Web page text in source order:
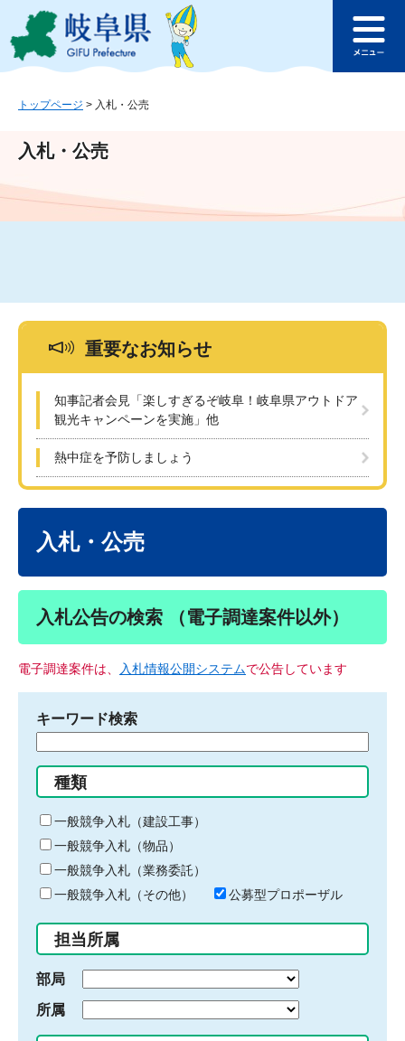
ジ
ュ
文
このページの本文へ
ュ
トップページ > 入札・公売
入札・公売
重要なお知らせ
知事記者会見「楽しすぎるぞ岐阜！岐阜県アウトドア
観光キャンペーンを実施」他
熱中症を予防しましょう
入札・公売
入札公告の検索 （電子調達案件以外）
電子調達案件は、 入札情報公開システムで公告しています
キーワード検索
る
キ
ー
ワ
ー
ド
入
力
種類
一般競争入札（建設工事）
一般競争入札（物品）
一般競争入札（業務委託）
一般競争入札（その他）
公募型プロポーザル
担当所属
部局
所属